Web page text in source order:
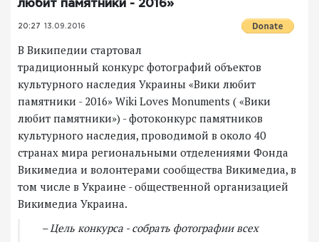
любит памятники - 2016»
20:27 13.09.2016
В Википедии стартовал
традиционный конкурс фотографий объектов
культурного наследия Украины «Вики любит
памятники - 2016» Wiki Loves Monuments ( «Вики
любит памятники») - фотоконкурс памятников
культурного наследия, проводимой в около 40
странах мира региональными отделениями Фонда
Викимедиа и волонтерами сообщества Викимедиа, в
том числе в Украине - общественной организацией
Викимедиа Украина.
– Цель конкурса - собрать фотографии всех